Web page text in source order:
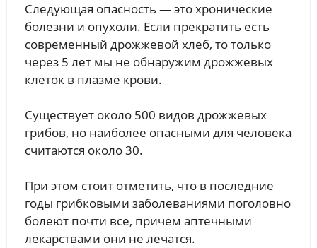
Следующая опасность — это хронические
болезни и опухоли. Если прекратить есть
современный дрожжевой хлеб, то только
через 5 лет мы не обнаружим дрожжевых
клеток в плазме крови.
Существует около 500 видов дрожжевых
грибов, но наиболее опасными для человека
считаются около 30.
При этом стоит отметить, что в последние
годы грибковыми заболеваниями поголовно
болеют почти все, причем аптечными
лекарствами они не лечатся.